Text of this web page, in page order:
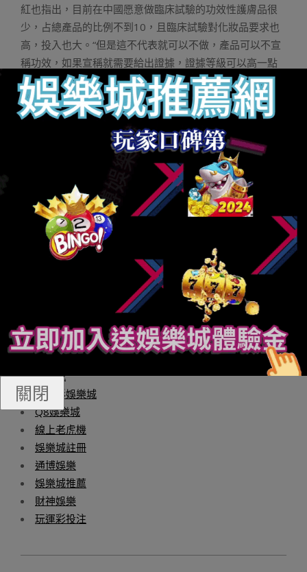
紅也指出，目前在中國愿意做臨床試驗的功效性護膚品很
少，占總產品的比例不到10，且臨床試驗對化妝品要求也
高，投入也大。“但是這不代表就可以不做，產品可以不宣
稱功效，如果宣稱就需要給出證據，證據等級可以高一點
也可以低一點。試驗有不同的等級，最低等級的消費者用
了以后對皮膚有沒有改變、膚色有沒有不同，做臨床調
研、網上調研也算證據，只不過這個證據等級比較低。”項
蕾紅說。實際上，有了臨床數據，對于功效性護膚產品的
銷售和品牌忠誠度或都存在好處。如興業證券研報分析認
為，功效是檢驗產品的核心標準之一，雅詩蘭黛、資生堂
等國際優質品牌重視專利研發，在培育自有明星產品的過
程中，專注對有效成分的研發升級，以良好的使用效果維
持較高的消費者粘性。“從國際化妝品品牌的市場更迭來
看，優質產品經久不衰，核心競爭力在于功效的不斷升
級。”“事實上，護膚品市場應分為功效型護膚品和保養型護
膚品，這有利于消費者更好的抉擇，功效型護膚品應有臨
床醫學標準的數據佐證功效。”李鎮宇對21世紀經濟報道記
者指出。博奕遊戲推薦:
財神捕魚機
財神娛樂城
娛樂城
玩運彩娛樂城
Q8娛樂城
線上老虎機
娛樂城註冊
通博娛樂
娛樂城推薦
財神娛樂
玩運彩投注
關閉